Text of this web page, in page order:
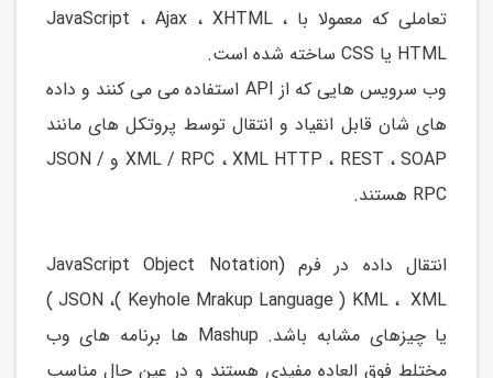
تعاملی که معمولا با JavaScript ، Ajax ، XHTML ،
HTML یا CSS ساخته شده است.
وب سرویس هایی که از API استفاده می می کنند و داده
های شان قابل انقياد و انتقال توسط پروتکل های مانند
XML / RPC ، XML HTTP ، REST ، SOAP و JSON /
RPC هستند.
انتقال داده در فرم JavaScript Object Notation)
JSON ،( Keyhole Mrakup Language ) KML ، XML)
یا چیزهای مشابه باشد. Mashup ها برنامه های وب
مختلط فوق العاده مفیدی هستند و در عین حال مناسب